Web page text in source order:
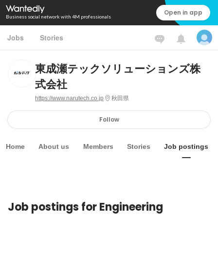
Business social network with 4M professionals Open in app
Jobs Stories
東成瀬テックソリューションズ株
式会社
https://www.narutech.co.jp 秋田県
Follow
Home About us Members Stories Job postings
Job postings for Engineering